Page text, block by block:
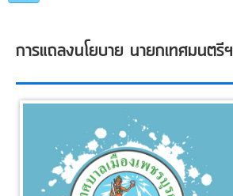
แนะนำเทศบาล
คณะผู้บริหาร
แผนการดำเนินงาน
ข่าวประชาสัมพันธ์
การแถลงนโยบาย นายกเทศมนตรีฯ